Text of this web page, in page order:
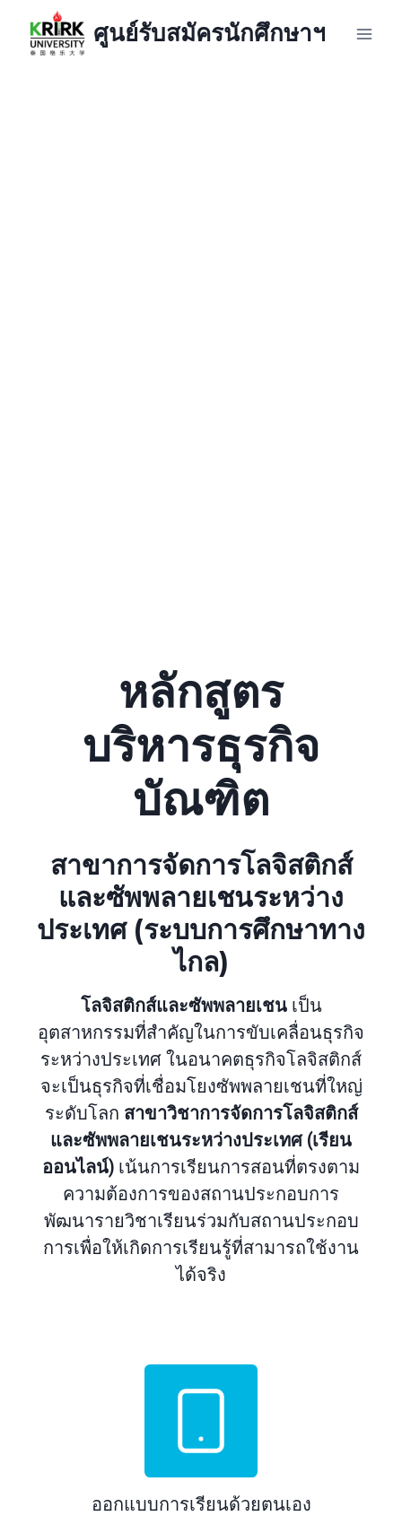
content
ศูนย์รับสมัครนักศึกษาฯ
หลักสูตร
บริหารธุรกิจ
บัณฑิต
สาขาการจัดการโลจิสติกส์
และซัพพลายเชนระหว่าง
ประเทศ (ระบบการศึกษาทาง
ไกล)
โลจิสติกส์และซัพพลายเชนเป็น
อุตสาหกรรมที่สำคัญในการขับเคลื่อนธุรกิจ
ระหว่างประเทศ ในอนาคตธุรกิจโลจิสติกส์
จะเป็นธุรกิจที่เชื่อมโยงซัพพลายเชนที่ใหญ่
ระดับโลก สาขาวิชาการจัดการโลจิสติกส์
และซัพพลายเชนระหว่างประเทศ (เรียน
ออนไลน์) เน้นการเรียนการสอนที่ตรงตาม
ความต้องการของสถานประกอบการ
พัฒนารายวิชาเรียนร่วมกับสถานประกอบ
การเพื่อให้เกิดการเรียนรู้ที่สามารถใช้งาน
ได้จริง
ออกแบบการเรียนด้วยตนเอง